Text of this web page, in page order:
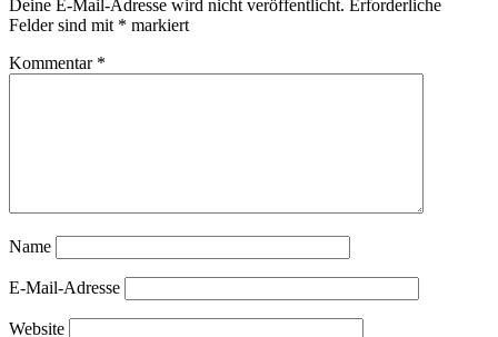
Deine E-Mail-Adresse wird nicht veröffentlicht. Erforderliche
Felder sind mit * markiert
Kommentar *
Name
E-Mail-Adresse
Website